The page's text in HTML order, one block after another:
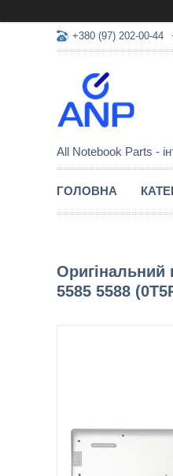
+380 (97) 202-00-44
All Notebook Parts -
ГОЛОВНА
Оригінальний
5585 5588